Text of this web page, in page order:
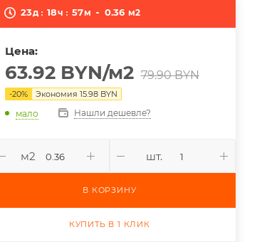
23д 18ч 57м 0.36 м2
Цена:
63.92BYN/м2 79.90BYN
-20% Экономия 15.98BYN
мало Нашли дешевле?
м2 шт.
В КОРЗИНУ
КУПИТЬ В 1 КЛИК